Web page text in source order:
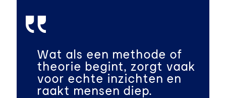
Wat als een methode of
theorie begint, zorgt vaak
voor echte inzichten en
raakt mensen diep.